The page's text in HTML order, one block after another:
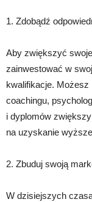
1. Zdobądź
Aby zwiększyć
zainwestować w
kwalifikacje.
coachingu,
i dyplomów
na uzyskanie
2. Zbuduj swoją
W dzisiejszych